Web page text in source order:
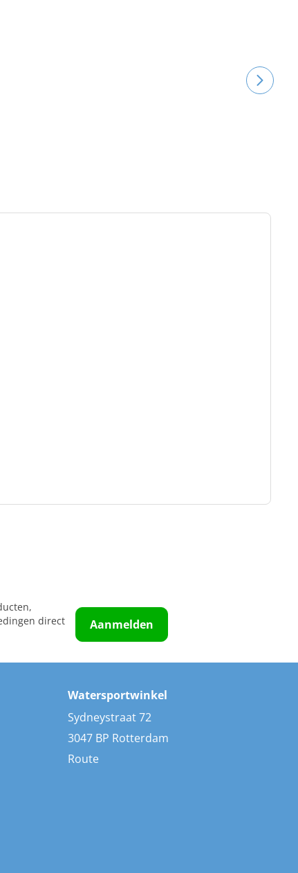
direct
Aanmelden
Watersportwinkel
Sydneystraat 72
3047 BP Rotterdam
Route